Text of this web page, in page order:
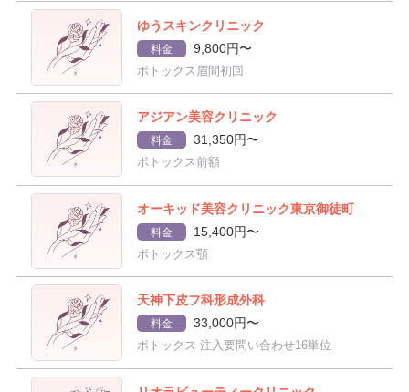
ゆうスキンクリニック
料金 9,800円〜
ボトックス眉間初回
アジアン美容クリニック
料金 31,350円〜
ボトックス前額
オーキッド美容クリニック東京御徒町
料金 15,400円〜
ボトックス顎
天神下皮フ科形成外科
料金 33,000円〜
ボトックス 注入要問い合わせ16単位